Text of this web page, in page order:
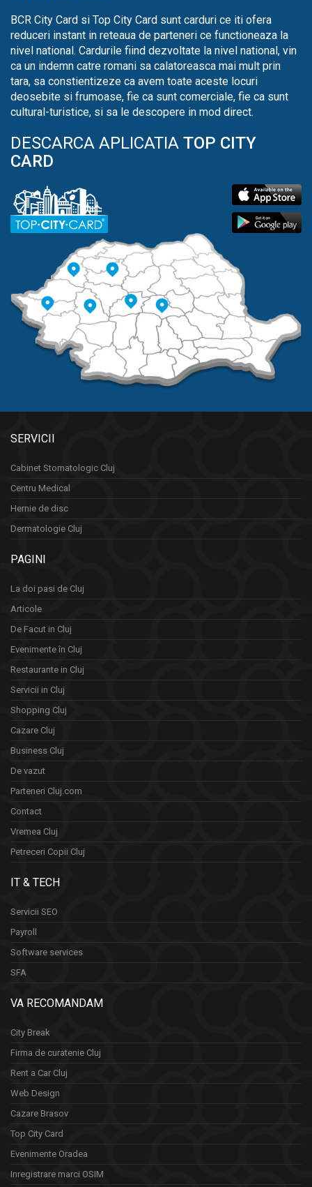
BCR City Card si Top City Card sunt carduri ce iti ofera
reduceri instant in reteaua de parteneri ce functioneaza la
nivel national. Cardurile fiind dezvoltate la nivel national, vin
ca un indemn catre romani sa calatoreasca mai mult prin
tara, sa constientizeze ca avem toate aceste locuri
deosebite si frumoase, fie ca sunt comerciale, fie ca sunt
cultural-turistice, si sa le descopere in mod direct.
DESCARCA APLICATIA TOP CITY
CARD
SERVICII
Cabinet Stomatologic Cluj
Centru Medical
Hernie de disc
Dermatologie Cluj
PAGINI
La doi pasi de Cluj
Articole
De Facut in Cluj
Evenimente în Cluj
Restaurante in Cluj
Servicii in Cluj
Shopping Cluj
Cazare Cluj
Business Cluj
De vazut
Parteneri Cluj.com
Contact
Vremea Cluj
Petreceri Copii Cluj
IT & TECH
Servicii SEO
Payroll
Software services
SFA
VA RECOMANDAM
City Break
Firma de curatenie Cluj
Rent a Car Cluj
Web Design
Cazare Brasov
Top City Card
Evenimente Oradea
Inregistrare marci OSIM